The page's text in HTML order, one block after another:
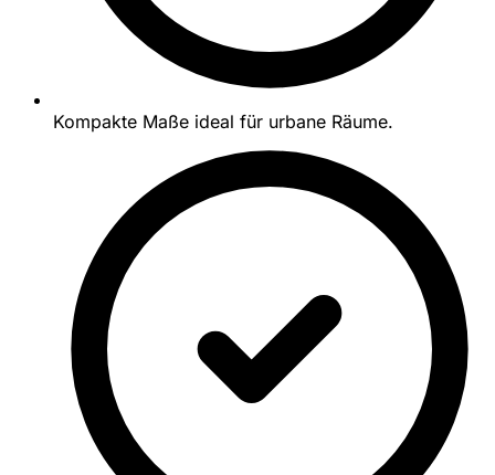
Kompakte Maße ideal für urbane Räume.